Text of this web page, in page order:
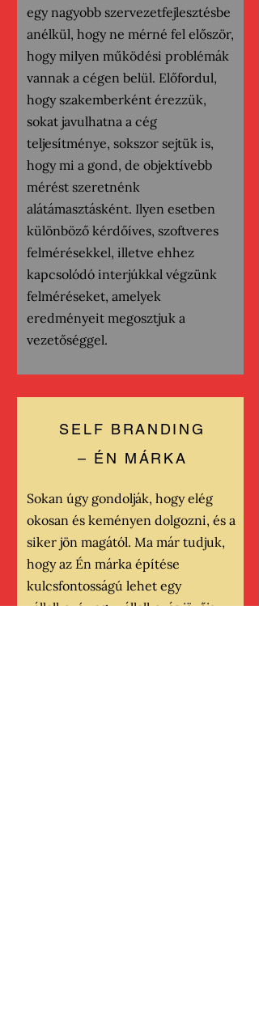
egy nagyobb szervezetfejlesztésbe
anélkül, hogy ne mérné fel először,
hogy milyen működési problémák
vannak a cégen belül. Előfordul,
hogy szakemberként érezzük,
sokat javulhatna a cég
teljesítménye, sokszor sejtük is,
hogy mi a gond, de objektívebb
mérést szeretnénk
alátámasztásként. Ilyen esetben
különböző kérdőíves, szoftveres
felmérésekkel, illetve ehhez
kapcsolódó interjúkkal végzünk
felméréseket, amelyek
eredményeit megosztjuk a
vezetőséggel.
Sokan úgy gondolják, hogy elég
okosan és keményen dolgozni, és a
siker jön magától. Ma már tudjuk,
hogy az Én márka építése
kulcsfontosságú lehet egy
vállalkozó vagy vállalkozás jövője
SELF BRANDING
– ÉN MÁRKA